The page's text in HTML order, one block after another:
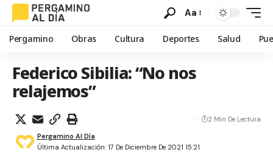
Aa
Pergamino Obras Cultura Deportes Salud
Federico Sibilia: “No nos
relajemos”
Última Actualización: 17 De Diciembre De 2021 15:21
Pergamino Al Día
2 Min De Lectura